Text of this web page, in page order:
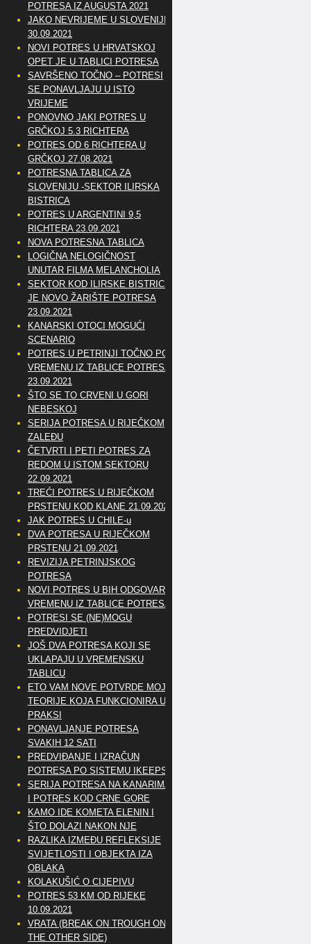
POTRESA IZ AUGUSTA 2021
JAKO NEVRIJEME U SLOVENIJI
30.09.2021
NOVI POTRES U HRVATSKOJ
OPET JE U TABLICI POTRESA
SAVRŠENO TOČNO – POTRESI
SE PONAVLJAJU U ISTO
VRIJEME
PONOVNO JAKI POTRES U
GRČKOJ 5.3 RICHTERA
POTRES OD 6 RICHTERA U
GRČKOJ 27.08.2021
POTRESNA TABLICA ZA
SLOVENIJU -SEKTOR ILIRSKA
BISTRICA
POTRES U ARGENTINI 9,5
RICHTERA 23.09.2021
NOVA POTRESNA TABLICA
LOGIČNA NELOGIČNOST
UNUTAR FILMA MELANCHOLIA
SEKTOR KOD ILIRSKE BISTRICE
JE NOVO ŽARIŠTE POTRESA
23.09.2021
KANARSKI OTOCI MOGUĆI
SCENARIO
POTRES U PETRINJI TOČNO PO
VREMENU IZ TABLICE POTRESA
23.09.2021
ŠTO SE TO CRVENI U GORI
NEBESKOJ
SERIJA POTRESA U RIJEČKOM
ZALEĐU
ČETVRTI I PETI POTRES ZA
REDOM U ISTOM SEKTORU
22.09.2021
TREĆI POTRES U RIJEČKOM
PRSTENU KOD KLANE 21.09.2021
JAK POTRES U CHILE-u
DVA POTRESA U RIJEČKOM
PRSTENU 21.09.2021
REVIZIJA PETRINJSKOG
POTRESA
NOVI POTRES U BIH ODGOVARA
VREMENU IZ TABLICE POTRESA
POTRESI SE (NE)MOGU
PREDVIDJETI
JOŠ DVA POTRESA KOJI SE
UKLAPAJU U VREMENSKU
TABLICU
ETO VAM NOVE POTVRDE MOJE
TEORIJE KOJA FUNKCIONIRA U
PRAKSI
PONAVLJANJE POTRESA
SVAKIH 12 SATI
PREDVIĐANJE I IZRAČUN
POTRESA PO SISTEMU IKEEPS
SERIJA POTRESA NA KANARIMA
I POTRES KOD CRNE GORE
KAMO IDE KOMETA ELENIN I
ŠTO DOLAZI NAKON NJE
RAZLIKA IZMEĐU REFLEKSIJE
SVIJETLOSTI I OBJEKTA IZA
OBLAKA
KOLAKUŠIĆ O CIJEPIVU
POTRES 53 KM OD RIJEKE
10.09.2021
VRATA (BREAK ON TROUGH ON
THE OTHER SIDE)